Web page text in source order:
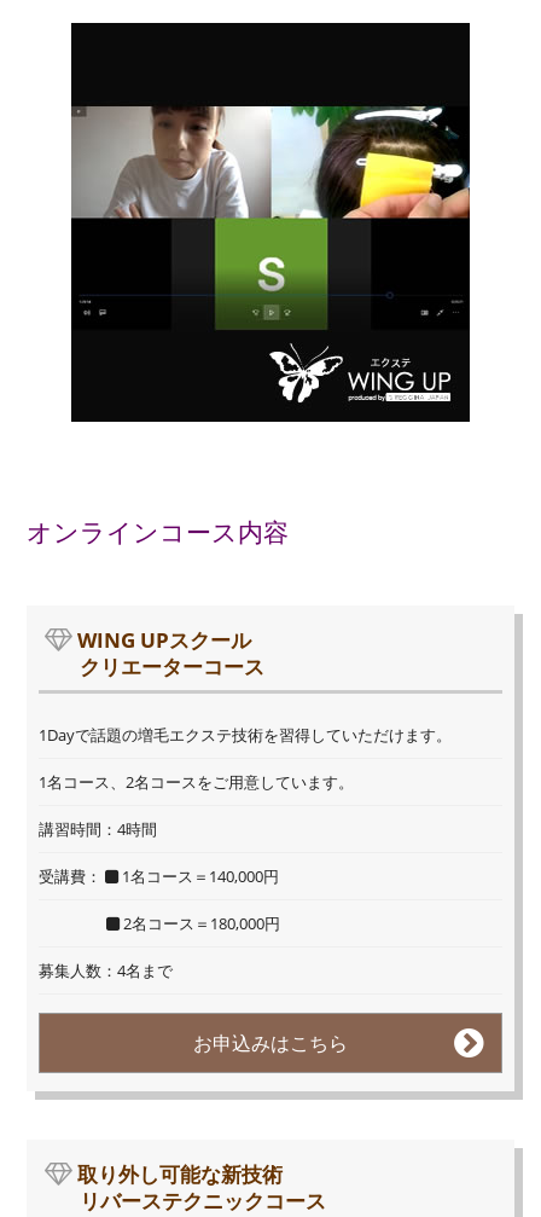
オンラインコース内容
WING UPスクール
クリエーターコース
1Dayで話題の増毛エクステ技術を習得していただけます。
1名コース、2名コースをご用意しています。
講習時間：4時間
受講費： 1名コース＝140,000円
2名コース＝180,000円
募集人数：4名まで
お申込みはこちら
取り外し可能な新技術
リバーステクニックコース